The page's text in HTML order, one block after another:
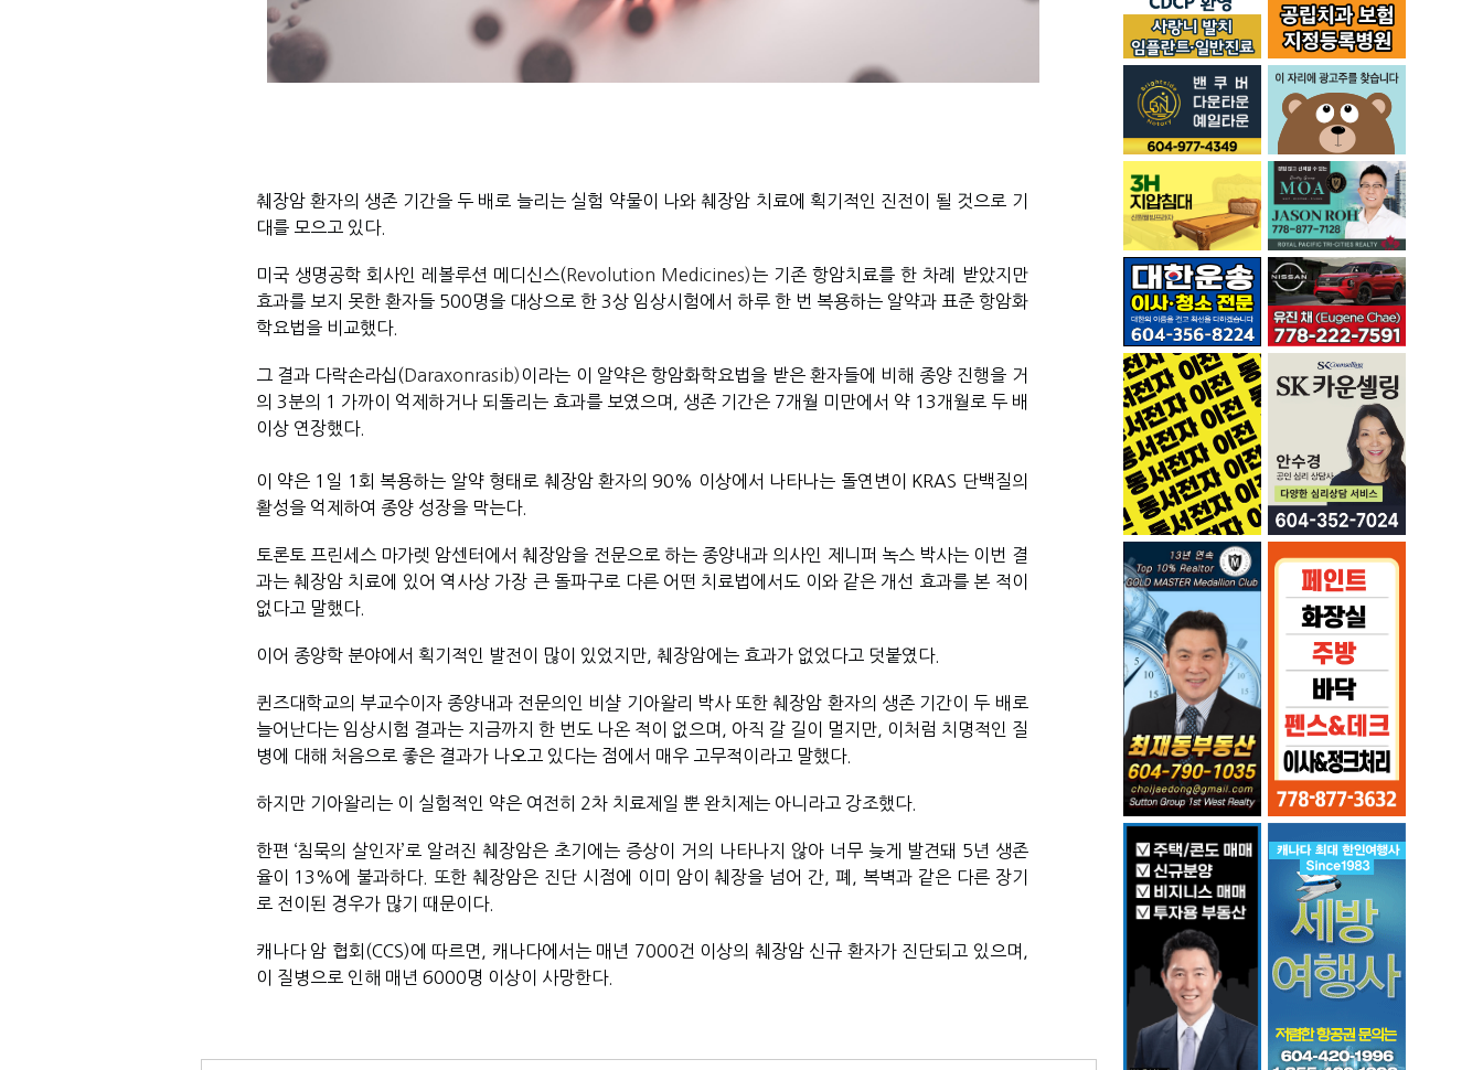
췌장암 환자의 생존 기간을 두 배로 늘리는 실험 약물이 나와 췌장암 치료에 획기적인 진전이 될 것으로 기
대를 모으고 있다.
미국 생명공학 회사인 레볼루션 메디신스( Revolution Medicines)는 기존 항암치료를 한 차례 받았지만
효과를 보지 못한 환자들 500명을 대상으로 한 3상 임상시험에서 하루 한 번 복용하는 알약과 표준 항암화
학요법을 비교했다.
그 결과 다락손라십( Daraxonrasib)이라는 이 알약은 항암화학요법을 받은 환자들에 비해 종양 진행을 거
의 3분의 1 가까이 억제하거나 되돌리는 효과를 보였으며, 생존 기간은 7개월 미만에서 약 13개월로 두 배
이상 연장했다.
이 약은 1일 1회 복용하는 알약 형태로 췌장암 환자의 90% 이상에서 나타나는 돌연변이 KRAS 단백질의
활성을 억제하여 종양 성장을 막는다.
토론토 프린세스 마가렛 암센터에서 췌장암을 전문으로 하는 종양내과 의사인 제니퍼 녹스 박사는 이번 결
과는 췌장암 치료에 있어 역사상 가장 큰 돌파구로 다른 어떤 치료법에서도 이와 같은 개선 효과를 본 적이
없다고 말했다.
이어 종양학 분야에서 획기적인 발전이 많이 있었지만, 췌장암에는 효과가 없었다고 덧붙였다.
퀸즈대학교의 부교수이자 종양내과 전문의인 비샬 기아왈리 박사 또한 췌장암 환자의 생존 기간이 두 배로
늘어난다는 임상시험 결과는 지금까지 한 번도 나온 적이 없으며, 아직 갈 길이 멀지만, 이처럼 치명적인 질
병에 대해 처음으로 좋은 결과가 나오고 있다는 점에서 매우 고무적이라고 말했다.
하지만 기아왈리는 이 실험적인 약은 여전히 ​​2차 치료제일 뿐 완치제는 아니라고 강조했다.
한편 ‘침묵의 살인자’로 알려진 췌장암은 초기에는 증상이 거의 나타나지 않아 너무 늦게 발견돼 5년 생존
율이 13%에 불과하다. 또한 췌장암은 진단 시점에 이미 암이 췌장을 넘어 간, 폐, 복벽과 같은 다른 장기
로 전이된 경우가 많기 때문이다.
캐나다 암 협회(CCS)에 따르면, 캐나다에서는 매년 7000건 이상의 췌장암 신규 환자가 진단되고 있으며,
이 질병으로 인해 매년 6000명 이상이 사망한다.